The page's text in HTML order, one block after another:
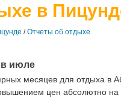
в
/Отчеты об отдыхе
в июле
месяцев для отдыха в
цен абсолютно на